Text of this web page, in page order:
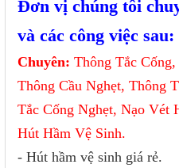
Đơn vị chúng tôi
và các công việc sau:
Chuyên: Thông Tắc
Thông Cầu Nghẹt, Thông
Tắc Cống Nghẹt, Nạo Vét
Hút Hầm Vệ Sinh.
- Hút hầm vệ sinh giá rẻ.